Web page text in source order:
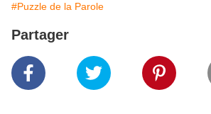
#Puzzle de la Parole
Partager